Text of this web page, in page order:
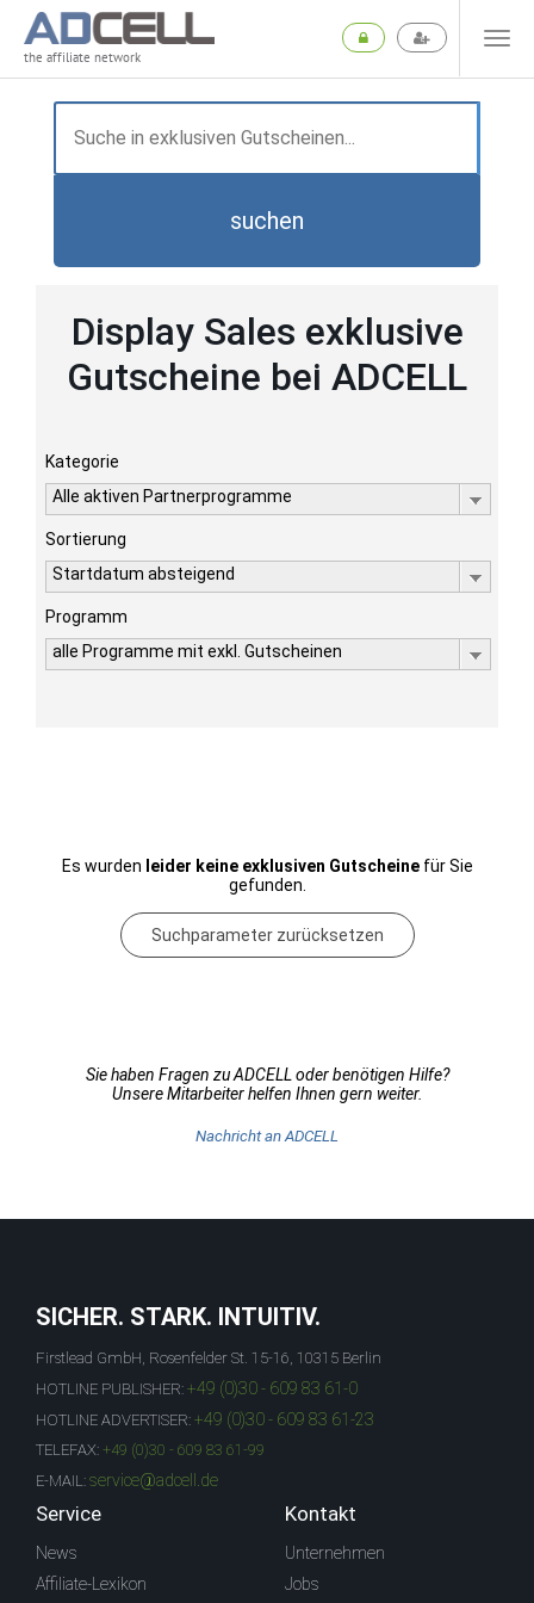
the affiliate network
suchen
Display Sales exklusive
Gutscheine bei ADCELL
Kategorie
Alle aktiven Partnerprogramme
Sortierung
Startdatum absteigend
Programm
alle Programme mit exkl. Gutscheinen
Es wurden leider keine exklusiven Gutscheinefür Sie
gefunden.
Suchparameter zurücksetzen
Sie haben Fragen zu ADCELL oder benötigen Hilfe?
Unsere Mitarbeiter helfen Ihnen gern weiter.
Nachricht an ADCELL
SICHER. STARK. INTUITIV.
Firstlead GmbH, Rosenfelder St. 15-16, 10315 Berlin
HOTLINE PUBLISHER: +49 (0)30 - 609 83 61-0
HOTLINE ADVERTISER: +49 (0)30 - 609 83 61-23
TELEFAX: +49 (0)30 - 609 83 61-99
E-MAIL: service@adcell.de
Service
News
Affiliate-Lexikon
Kontakt
Unternehmen
Jobs